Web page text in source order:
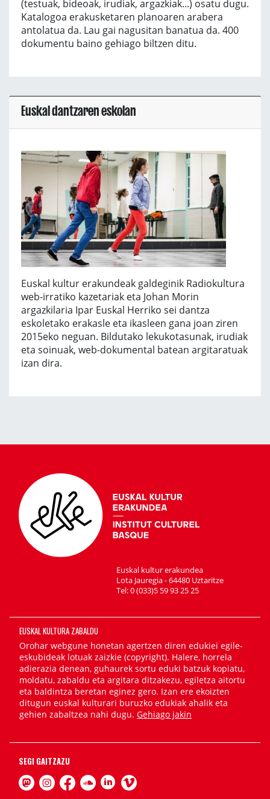
(testuak, bideoak, irudiak, argazkiak...) osatu dugu.
Katalogoa erakusketaren planoaren arabera
antolatua da. Lau gai nagusitan banatua da. 400
dokumentu baino gehiago biltzen ditu.
Euskal dantzaren eskolan
Euskal kultur erakundeak galdeginik Radiokultura
web-irratiko kazetariak eta Johan Morin
argazkilaria Ipar Euskal Herriko sei dantza
eskoletako erakasle eta ikasleen gana joan ziren
2015eko neguan. Bildutako lekukotasunak, irudiak
eta soinuak, web-dokumental batean argitaratuak
izan dira.
Euskal kultur erakundea
Lota Jauregia - 64480 Uztaritze
Tel: 0 (033)5 59 93 25 25
EUSKAL KULTURA ZABALDU
Orohar webgune honetan agertzen diren edukiei egile-
eskubideak lotuak zaizkie (copyright). Halere, horrela
adierazia denean, guhaurek sortu eduki batzuk kopiatu,
moldatu, zabaldu eta argitara ditzakezu, egiletza aitortu
eta baldintza beretan eginez gero. Izan ere ekoizten
ditugun euskal kulturari buruzko edukiak ahalik eta
gehien zabaltzea nahi dugu. Gehiago jakin
SEGI GAITZAZU